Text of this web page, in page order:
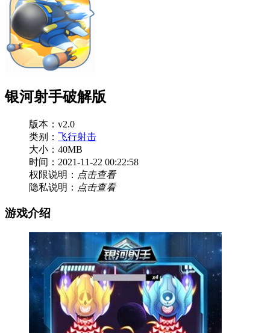
银河射手破解版
版本：v2.0
类别： 飞行射击
大小：40MB
时间：2021-11-22 00:22:58
权限说明： 点击查看
隐私说明： 点击查看
游戏介绍